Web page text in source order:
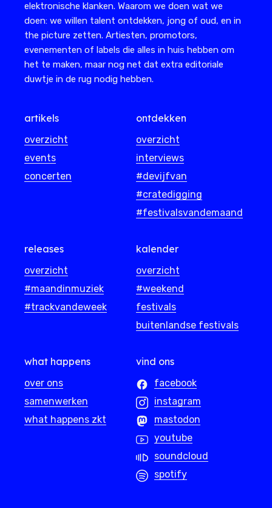
elektronische klanken. Waarom we doen wat we
doen: we willen talent ontdekken, jong of oud, en in
the picture zetten. Artiesten, promotors,
evenementen of labels die alles in huis hebben om
het te maken, maar nog net dat extra editoriale
duwtje in de rug nodig hebben.
artikels
overzicht
events
concerten
ontdekken
overzicht
interviews
#devijfvan
#cratedigging
#festivalsvandemaand
releases
overzicht
#maandinmuziek
#trackvandeweek
kalender
overzicht
#weekend
festivals
buitenlandse festivals
what happens
over ons
samenwerken
what happens zkt
vind ons
facebook
instagram
mastodon
youtube
soundcloud
spotify